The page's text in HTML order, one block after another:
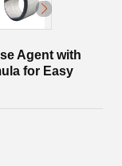
Agent with
for Easy